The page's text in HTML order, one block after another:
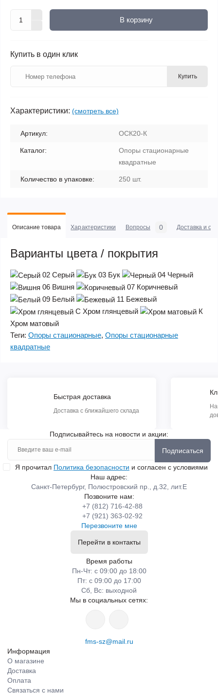
В корзину
Купить в один клик
Купить
Характеристики: (смотреть все)
Артикул: ОСК20-К
Каталог:
Опоры стационарные
квадратные
Количество в упаковке: 250 шт.
Описание товара Характеристики Вопросы 0 Доставка и
Варианты цвета / покрытия
02 Серый 03 Бук 04 Черный
06 Вишня 07 Коричневый
09 Белый 11 Бежевый
С Хром глянцевый
К
Хром матовый
Теги: Опоры стационарные, Опоры стационарные
квадратные
Быстрая доставка
Доставка с ближайшего склада
Подписывайтесь на новости и акции:
Подписаться
Я прочитал Политика безопасности и согласен с условиями
Наш адрес:
Санкт-Петербург, Полюстровский пр., д.32, лит.Е
Позвоните нам:
+7 (812) 716-42-88
+7 (921) 363-02-92
Перезвоните мне
Перейти в контакты
Время работы
Пн-Чт: с 09:00 до 18:00
Пт: с 09:00 до 17:00
Сб, Вс: выходной
Мы в социальных сетях:
fms-sz@mail.ru
Информация
О магазине
Доставка
Оплата
Связаться с нами